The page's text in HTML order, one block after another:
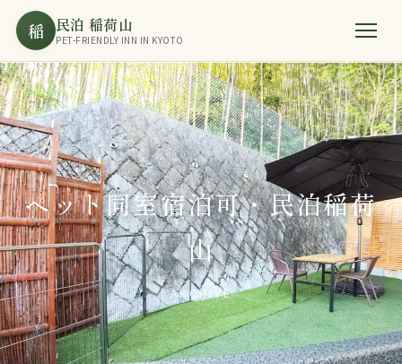
稲 民泊 稲荷山
PET-FRIENDLY INN IN KYOTO
ペット同室宿泊可・民泊稲荷
山
ARCHIVE